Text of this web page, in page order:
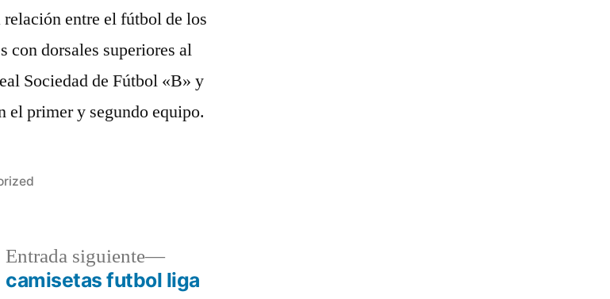
entre el fútbol de los
con dorsales superiores al
Sociedad de Fútbol «B» y
el primer y segundo equipo.
Entrada siguiente
Entrada
siguiente:
camisetas futbol liga